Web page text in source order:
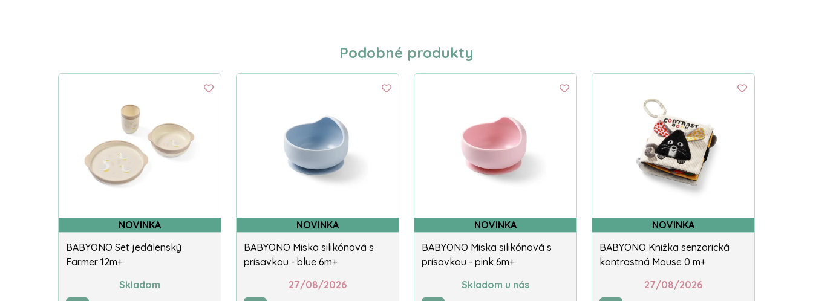
Podobné produkty
NOVINKA
BABYONO Set jedálenský
Farmer 12m+
Skladom
NOVINKA
BABYONO Miska silikónová s
prísavkou - blue 6m+
27/08/2026
NOVINKA
BABYONO Miska silikónová s
prísavkou - pink 6m+
Skladom u nás
NOVINKA
BABYONO Knižka senzorická
kontrastná Mouse 0 m+
27/08/2026